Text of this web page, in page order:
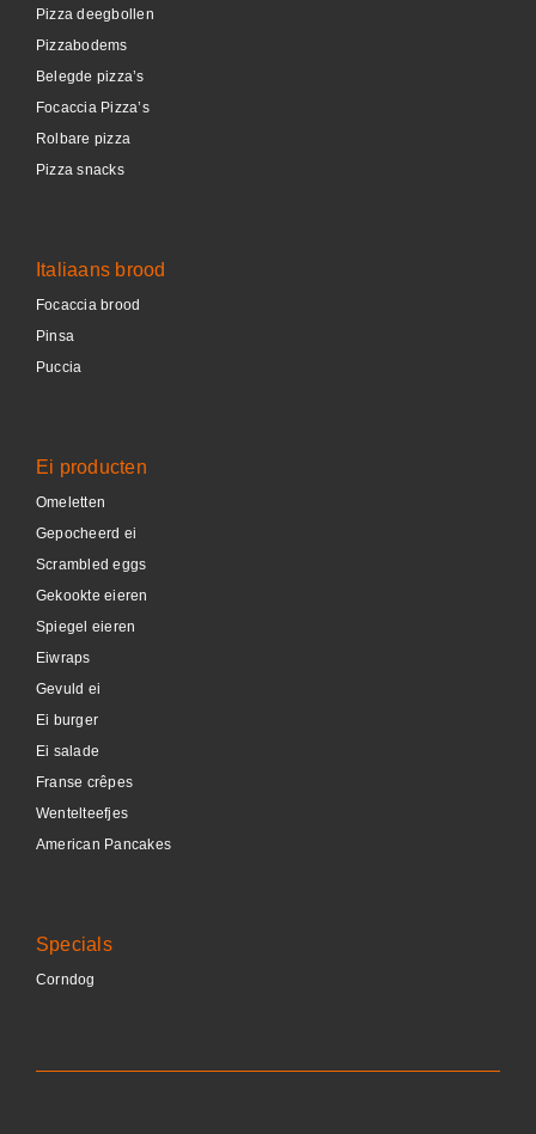
Pizza deegbollen
Pizzabodems
Belegde pizza’s
Focaccia Pizza’s
Rolbare pizza
Pizza snacks
Italiaans brood
Focaccia brood
Pinsa
Puccia
Ei producten
Omeletten
Gepocheerd ei
Scrambled eggs
Gekookte eieren
Spiegel eieren
Eiwraps
Gevuld ei
Ei burger
Ei salade
Franse crêpes
Wentelteefjes
American Pancakes
Specials
Corndog